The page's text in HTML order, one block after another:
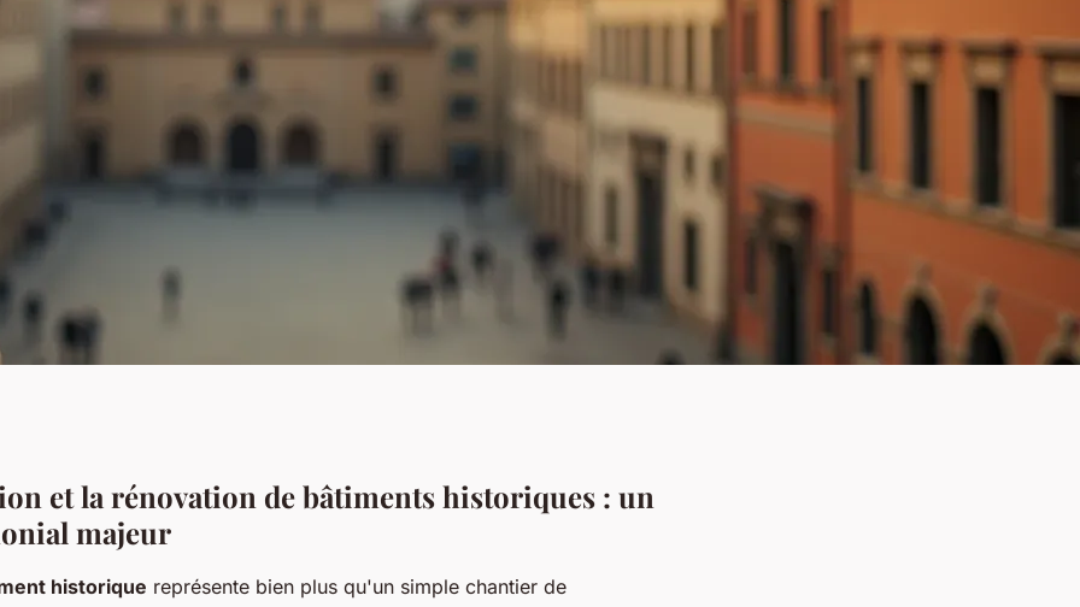
: redonnez
!
et la rénovation de bâtiments historiques : un
majeur
historique représente bien plus qu'un simple chantier de